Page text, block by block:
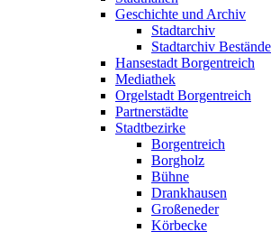
Geschichte und Archiv
Stadtarchiv
Stadtarchiv Bestände
Hansestadt Borgentreich
Mediathek
Orgelstadt Borgentreich
Partnerstädte
Stadtbezirke
Borgentreich
Borgholz
Bühne
Drankhausen
Großeneder
Körbecke